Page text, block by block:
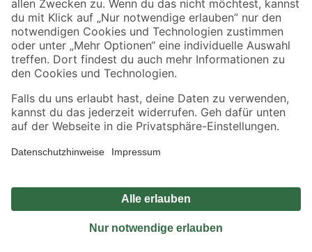
Jetzt die toom-App herunterladen
Alle Preisangaben in EUR inkl. gesetzl. MwSt.. Die dargestellten Angebote sind unter
Umständen nicht in allen Märkten verfügbar. Die angegebenen Verfügbarkeiten beziehen
Produkte nur solange der Vorrat reicht.
*Paketversand ab 59 € versandkostenfrei, gilt nicht für Artikel mit Speditionsversand, hier
Privatsphäre Impressum
Nutzungsbedingungen
Widerrufsrecht
Vertrag widerrufen